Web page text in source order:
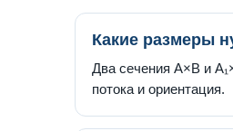
Какие размеры
Два сечения A×B и
потока и ориентация.